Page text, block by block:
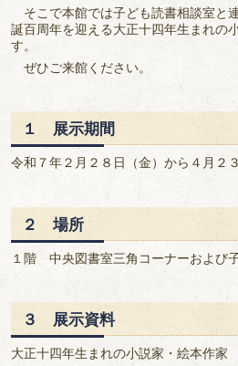
そこで本館では子ども読書相談室と
誕百周年を迎える大正十四年生まれの
す。
ぜひご来館ください。
１ 展示期間
令和７年２月２８日（金）から４月２
２ 場所
１階 中央図書室三角コーナーおよび
３ 展示資料
大正十四年生まれの小説家・絵本作家